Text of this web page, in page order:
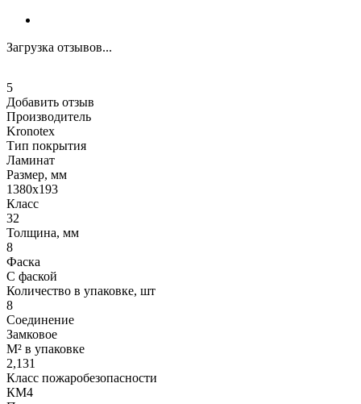
Загрузка отзывов...
5
Добавить отзыв
Производитель
Kronotex
Тип покрытия
Ламинат
Размер, мм
1380x193
Класс
32
Толщина, мм
8
Фаска
С фаской
Количество в упаковке, шт
8
Соединение
Замковое
М² в упаковке
2,131
Класс пожаробезопасности
КМ4